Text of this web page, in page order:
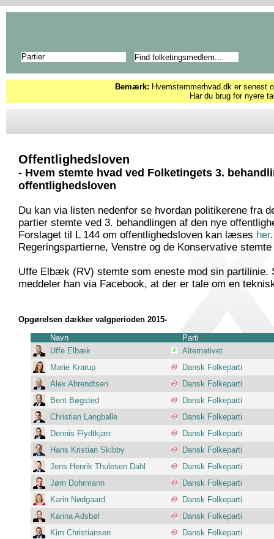
Partier
Bemærk: Hvemstemmerhvad.dk er senest
Har du brug for nyere
Offentlighedsloven
- Hvem stemte hvad ved Folketingets 3.
offentlighedsloven
Du kan via listen nedenfor se hvordan politikerene fra
partier stemte ved 3. behandlingen af den nye
Forslaget til L 144 om offentlighedsloven kan læses her.
Regeringspartierne, Venstre og de Konservative
Uffe Elbæk (RV) stemte som eneste mod sin partilinie.
meddeler han via Facebook, at der er tale om en
Opgørelsen dækker valgperioden 2015-
Navn
Parti
Uffe Elbæk
Alternativet
Marie Krarup
Dansk Folkeparti
Alex Ahrendtsen
Dansk Folkeparti
Bent Bøgsted
Dansk Folkeparti
Christian Langballe
Dansk Folkeparti
Dennis Flydtkjær
Dansk Folkeparti
Hans Kristian Skibby
Dansk Folkeparti
Jens Henrik Thulesen Dahl
Dansk Folkeparti
Jørn Dohrmann
Dansk Folkeparti
Karin Nødgaard
Dansk Folkeparti
Karina Adsbøl
Dansk Folkeparti
Kim Christiansen
Dansk Folkeparti